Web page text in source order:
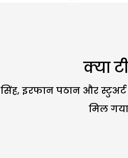
क्या
सिंह, इरफान पठान और
मिल